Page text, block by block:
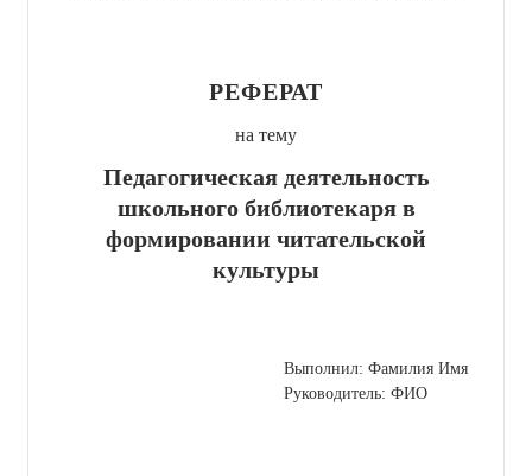
РЕФЕРАТ
на тему
Педагогическая деятельность
школьного библиотекаря в
формировании читательской
культуры
Выполнил: Фамилия Имя
Руководитель: ФИО